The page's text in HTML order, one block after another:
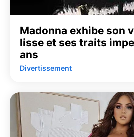
Madonna exhibe son
lisse et ses traits
ans
Divertissement